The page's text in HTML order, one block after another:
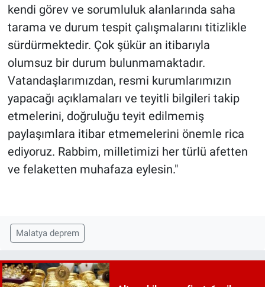
kendi görev ve sorumluluk alanlarında saha
tarama ve durum tespit çalışmalarını titizlikle
sürdürmektedir. Çok şükür an itibarıyla
olumsuz bir durum bulunmamaktadır.
Vatandaşlarımızdan, resmi kurumlarımızın
yapacağı açıklamaları ve teyitli bilgileri takip
etmelerini, doğruluğu teyit edilmemiş
paylaşımlara itibar etmemelerini önemle rica
ediyoruz. Rabbim, milletimizi her türlü afetten
ve felaketten muhafaza eylesin."
Malatya deprem